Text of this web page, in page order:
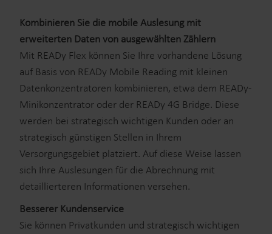
Kombinieren Sie die mobile Auslesung mit
erweiterten Daten von ausgewählten Zählern
Mit READy Flex können Sie Ihre vorhandene Lösung
auf Basis von READy Mobile Reading mit kleinen
Datenkonzentratoren kombinieren, etwa dem READy-
Minikonzentrator oder der READy 4G Bridge. Diese
werden bei strategisch wichtigen Kunden oder an
strategisch günstigen Stellen in Ihrem
Versorgungsgebiet platziert. Auf diese Weise lassen
sich Ihre Auslesungen für die Abrechnung mit
detaillierteren Informationen versehen.
Besserer Kundenservice
Sie können Privatkunden und strategisch wichtigen